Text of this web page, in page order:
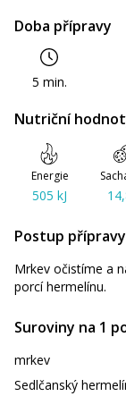
Doba přípravy
5 min.
Nutriční
Energie
505 kJ
Postup přípravy
Mrkev očistíme a
porcí hermelínu.
Suroviny na 1
mrkev
Sedlčanský